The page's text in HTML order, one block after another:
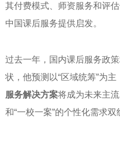
其付费模式、师资服务和评
中国课后服务提供启发。
过去一年，国内课后服务政
状，他预测以“区域统筹”为主
服务解决方案将成为未来主
和“一校一案”的个性化需求双